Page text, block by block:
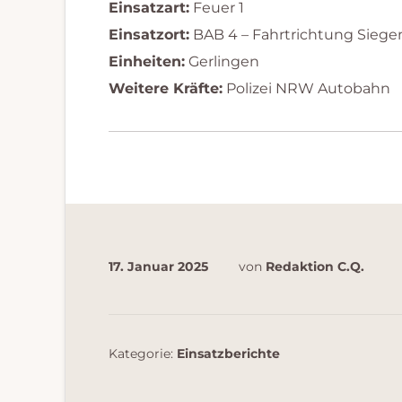
Einsatzart: Feuer 1
Einsatzort: BAB 4 – Fahrtrichtung
Einheiten: Gerlingen
Weitere Kräfte: Polizei NRW Autobahn
17. Januar 2025 von Redaktion C.Q.
Kategorie: Einsatzberichte